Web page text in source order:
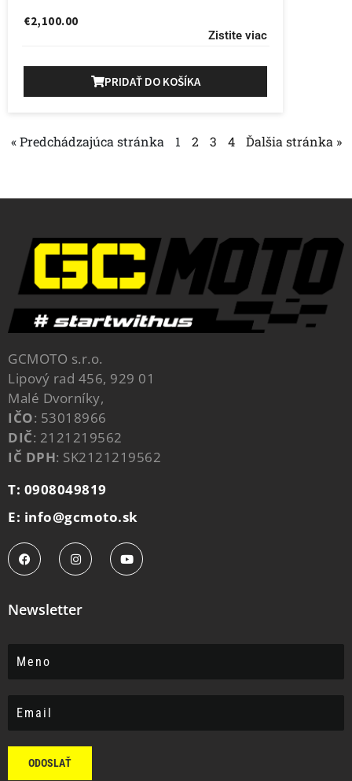
€2,100.00
Zistite viac
PRIDAŤ DO KOŠÍKA
« Predchádzajúca stránka 1 2 3 4 Ďalšia stránka »
GCMOTO s.r.o.
Lipový rad 456, 929 01
Malé Dvorníky,
IČO: 53018966
DIČ: 2121219562
IČ DPH: SK2121219562
T: 0908049819
E: info@gcmoto.sk
Newsletter
ODOSLAŤ